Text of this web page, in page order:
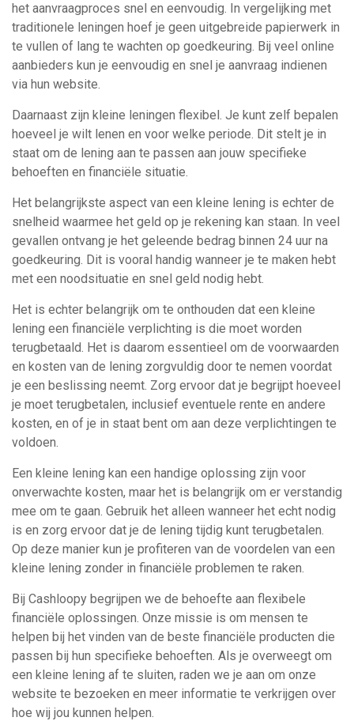
het aanvraagproces snel en eenvoudig. In vergelijking met
traditionele leningen hoef je geen uitgebreide papierwerk in
te vullen of lang te wachten op goedkeuring. Bij veel online
aanbieders kun je eenvoudig en snel je aanvraag indienen
via hun website.
Daarnaast zijn kleine leningen flexibel. Je kunt zelf bepalen
hoeveel je wilt lenen en voor welke periode. Dit stelt je in
staat om de lening aan te passen aan jouw specifieke
behoeften en financiële situatie.
Het belangrijkste aspect van een kleine lening is echter de
snelheid waarmee het geld op je rekening kan staan. In veel
gevallen ontvang je het geleende bedrag binnen 24 uur na
goedkeuring. Dit is vooral handig wanneer je te maken hebt
met een noodsituatie en snel geld nodig hebt.
Het is echter belangrijk om te onthouden dat een kleine
lening een financiële verplichting is die moet worden
terugbetaald. Het is daarom essentieel om de voorwaarden
en kosten van de lening zorgvuldig door te nemen voordat
je een beslissing neemt. Zorg ervoor dat je begrijpt hoeveel
je moet terugbetalen, inclusief eventuele rente en andere
kosten, en of je in staat bent om aan deze verplichtingen te
voldoen.
Een kleine lening kan een handige oplossing zijn voor
onverwachte kosten, maar het is belangrijk om er verstandig
mee om te gaan. Gebruik het alleen wanneer het echt nodig
is en zorg ervoor dat je de lening tijdig kunt terugbetalen.
Op deze manier kun je profiteren van de voordelen van een
kleine lening zonder in financiële problemen te raken.
Bij Cashloopy begrijpen we de behoefte aan flexibele
financiële oplossingen. Onze missie is om mensen te
helpen bij het vinden van de beste financiële producten die
passen bij hun specifieke behoeften. Als je overweegt om
een kleine lening af te sluiten, raden we je aan om onze
website te bezoeken en meer informatie te verkrijgen over
hoe wij jou kunnen helpen.